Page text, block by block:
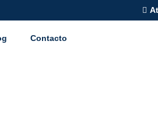
Contacto